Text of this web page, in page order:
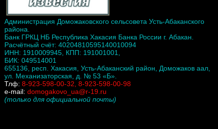
Администрация Доможаковского сельсовета Усть-Абаканского
района.
Банк ГРКЦ НБ Республика Хакасия Банка России г. Абакан.
Расчётный счёт: 40204810595140010094
ИНН: 1910009945, КПП: 191001001,
БИК: 049514001
655136, респ. Хакасия, Усть-Абаканский район, Доможаков аал,
ул. Механизаторская, д. № 53 «Б».
Тлф: 8-923-598-00-32, 8-923-598-00-98
e-mail: domogakovo_ua@r-19.ru
(только для официальной почты)